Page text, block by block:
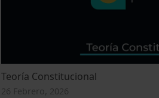
Teoría Constitucional
26 Febrero, 2026